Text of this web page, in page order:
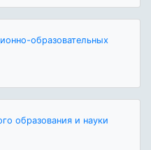
образовательных
образования и науки